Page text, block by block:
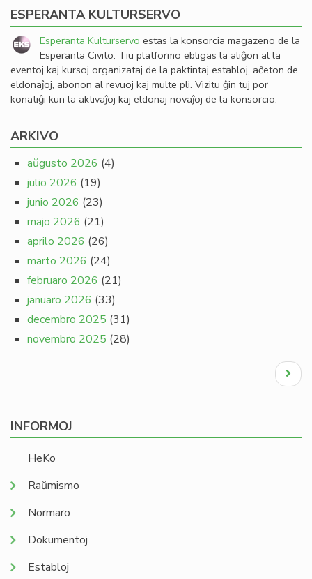
ESPERANTA KULTURSERVO
Esperanta Kulturservo estas la konsorcia magazeno de la
Esperanta Civito. Tiu platformo ebligas la aliĝon al la
eventoj kaj kursoj organizataj de la paktintaj establoj, aĉeton de
eldonaĵoj, abonon al revuoj kaj multe pli. Vizitu ĝin tuj por
konatiĝi kun la aktivaĵoj kaj eldonaj novaĵoj de la konsorcio.
ARKIVO
aŭgusto 2026 (4)
julio 2026 (19)
junio 2026 (23)
majo 2026 (21)
aprilo 2026 (26)
marto 2026 (24)
februaro 2026 (21)
januaro 2026 (33)
decembro 2025 (31)
novembro 2025 (28)
Next
page
INFORMOJ
HeKo
Raŭmismo
Normaro
Dokumentoj
Establoj